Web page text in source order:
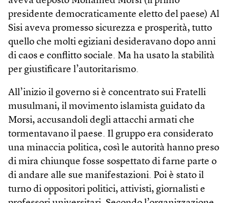
presidente democraticamente eletto del paese) Al
Sisi aveva promesso sicurezza e prosperità, tutto
quello che molti egiziani desideravano dopo anni
di caos e conflitto sociale. Ma ha usato la stabilità
per giustificare l’autoritarismo.
All’inizio il governo si è concentrato sui Fratelli
musulmani, il movimento islamista guidato da
Morsi, accusandoli degli attacchi armati che
tormentavano il paese. Il gruppo era considerato
una minaccia politica, così le autorità hanno preso
di mira chiunque fosse sospettato di farne parte o
di andare alle sue manifestazioni. Poi è stato il
turno di oppositori politici, attivisti, giornalisti e